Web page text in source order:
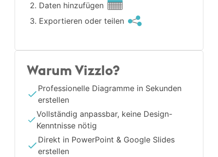
Daten hinzufügen
Exportieren oder teilen
Warum Vizzlo?
Professionelle Diagramme in Sekunden
erstellen
Vollständig anpassbar, keine Design-
Kenntnisse nötig
Direkt in PowerPoint & Google Slides
erstellen